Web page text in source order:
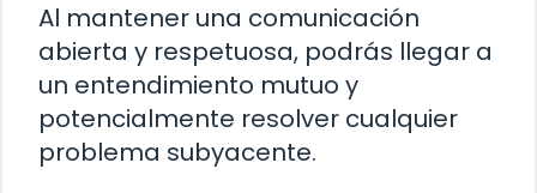
Al mantener una comunicación
abierta y respetuosa, podrás llegar a
un entendimiento mutuo y
potencialmente resolver cualquier
problema subyacente.